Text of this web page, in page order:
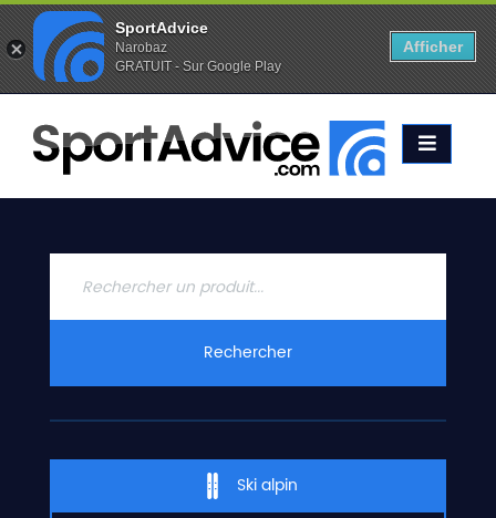
Favoris (0) Alertes (0)
ACCUEIL
SKIS
2020
CONTACT
Rechercher
Ski alpin
SportAdvice
Narobaz
GRATUIT - Sur Google Play
Afficher